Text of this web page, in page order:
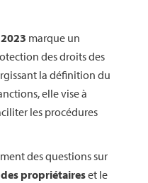
marque un
des droits des
la définition du
elle vise à
les procédures
des questions sur
propriétaireset le